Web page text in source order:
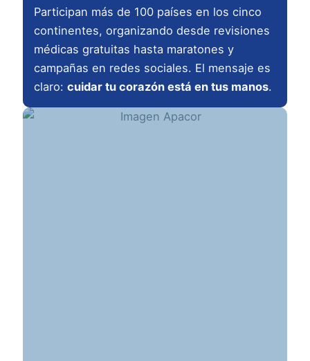
Participan más de 100 países en los cinco
continentes, organizando desde revisiones
médicas gratuitas hasta maratones y
campañas en redes sociales. El mensaje es
claro:cuidar tu corazón está en tus manos.